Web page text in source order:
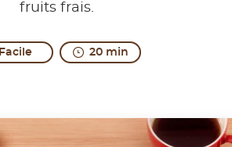
fruits frais.
Facile 20 min